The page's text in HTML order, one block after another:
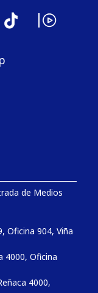
de Medios
Oficina 904, Viña
4000, Oficina
4000,